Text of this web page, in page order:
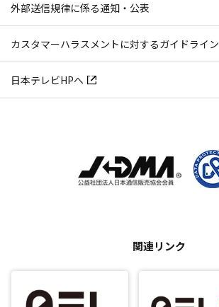
外部送信規律に係る通知・公表
カスタマーハラスメントに対するガイドライン
日本テレビHPへ
関連リンク